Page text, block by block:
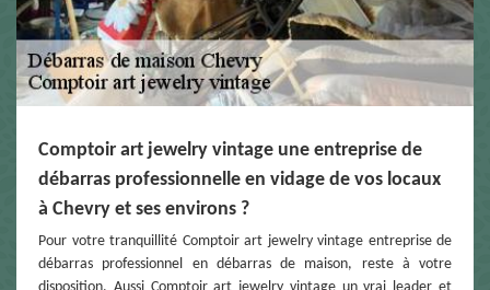
Comptoir art jewelry vintage une entreprise de
débarras professionnelle en vidage de vos locaux
à Chevry et ses environs ?
Pour votre tranquillité Comptoir art jewelry vintage entreprise de
débarras professionnel en débarras de maison, reste à votre